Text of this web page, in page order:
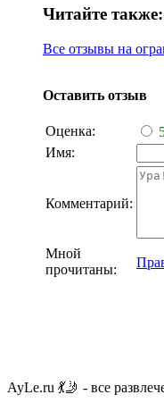
Читайте также:
Все отзывы на
Оставить отзыв
Оценка:
Имя:
Комментарий:
Мной
прочитаны:
AyLe.ru 💃🤳 - все